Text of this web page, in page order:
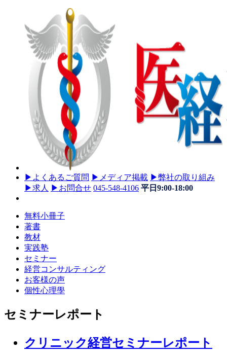
▶ よくあるご質問 ▶ メディア掲載 ▶弊社の取り組み
▶求人 ▶ お問合せ 045-548-4106 平日9:00-18:00
無料小冊子
著書
教材
実践塾
セミナー
経営コンサルティング
お客様の声
個性心理學
セミナーレポート
クリニック経営セミナーレポート